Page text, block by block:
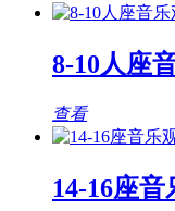
8-10人座
查看
14-16座